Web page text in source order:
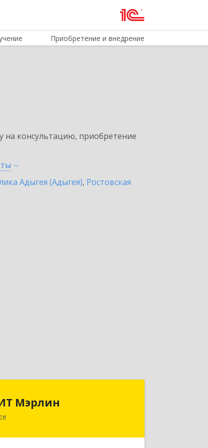
Приобретение и внедрение
на консультацию, приобретение
Адыгея (Адыгея), Ростовская
Мэрлин